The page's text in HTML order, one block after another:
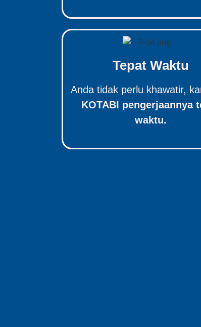
Tepat Waktu
Anda tidak perlu khawatir,
KOTABI pengerjaannya
waktu.